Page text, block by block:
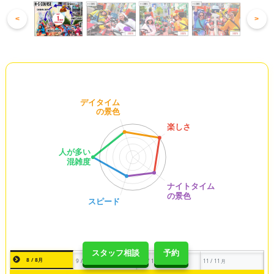
スタッフ相談 予約
< >
8 / 8月 9 / 9月 10 / 10月 11 / 11月